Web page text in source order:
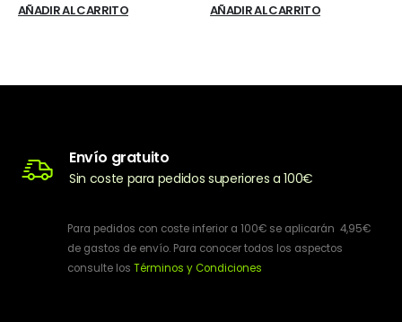
AÑADIR AL CARRITO AÑADIR AL CARRITO
Envío gratuito
Sin coste para pedidos superiores a 100€
Para pedidos con coste inferior a 100€ se aplicarán 4,95€
de gastos de envío. Para conocer todos los aspectos
consulte los Términos y Condiciones